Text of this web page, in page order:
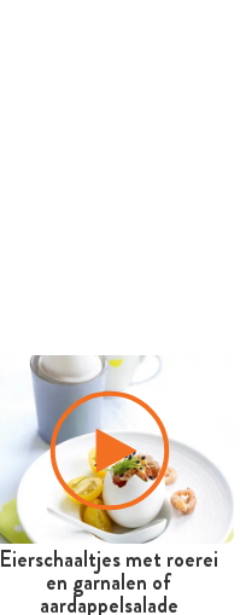
Eierschaaltjes met roerei
en garnalen of
aardappelsalade